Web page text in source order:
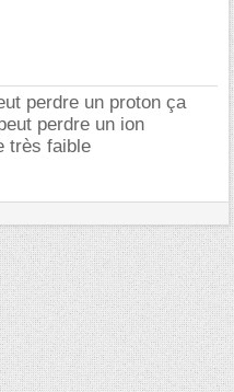
perdre un proton ça
perdre un ion
très faible